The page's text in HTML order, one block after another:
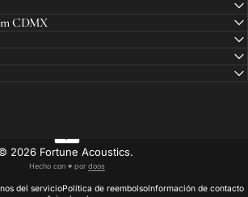
CDMX
2026 Fortune Acoustics.
Hecho con ♥︎ por doos
del servicioPolítica de reembolsoInformación de contacto